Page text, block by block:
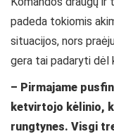
padeda tokiomis
situacijos, nors
gera tai padaryti dėl
– Pirmajame
ketvirtojo kėlinio,
rungtynes. Visgi